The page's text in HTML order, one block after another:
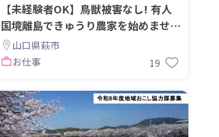
【未経験者OK】鳥獣被害なし! 有人
国境離島できゅうり農家を始めません
か?【週４勤務】
山口県萩市
お仕事
19